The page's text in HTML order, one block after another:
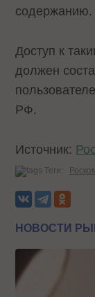
содержанию.
Доступ к
должен
РФ.
Источник:
Теги:
НОВОСТИ